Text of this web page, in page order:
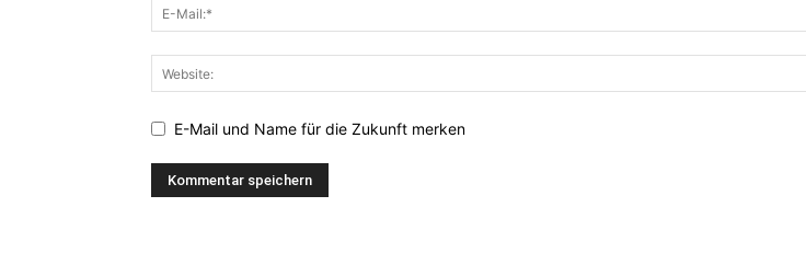
E-Mail und Name für die Zukunft merken